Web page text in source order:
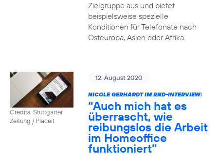
Zielgruppe aus und bietet
beispielsweise spezielle
Konditionen für Telefonate nach
Osteuropa, Asien oder Afrika.
Credits: Stuttgarter
Zeitung / Placeit
12. August 2020
NICOLE GERHARDT IM RND-INTERVIEW:
“Auch mich hat es
überrascht, wie
reibungslos die Arbeit
im Homeoffice
funktioniert”